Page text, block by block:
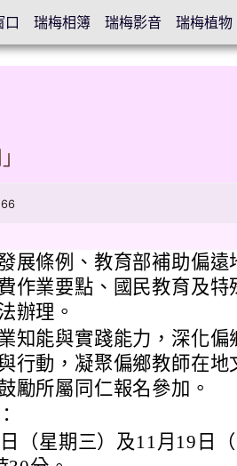
展條例、教育部補助偏遠
作業要點、國民教育及特
辦理。
知能與實踐能力，深化偏
行動，凝聚偏鄉教師在地
勵所屬同仁報名參加。
（星期三）及11月19日
口 瑞梅相簿 瑞梅影音 瑞梅植物